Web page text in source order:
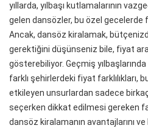
yıllarda, yılbaşı kutlamalarının
gelen dansözler, bu özel gecelerde
Ancak, dansöz kiralamak,
gerektiğini düşünseniz bile, fiyat
gösterebiliyor. Geçmiş
farklı şehirlerdeki fiyat farklılıkları,
etkileyen unsurlardan sadece
seçerken dikkat edilmesi gereken
dansöz kiralamanın avantajlarını